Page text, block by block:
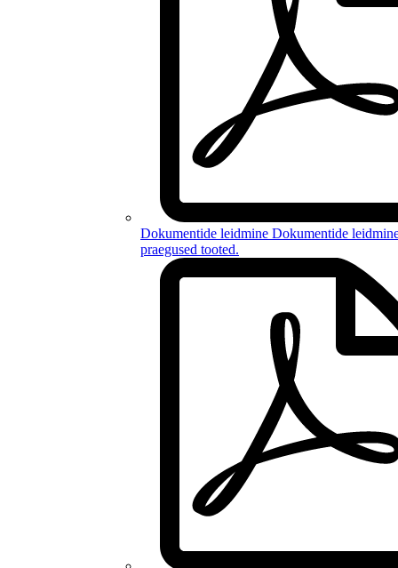
Dokumentide leidmine Dokumentide
praegused tooted.